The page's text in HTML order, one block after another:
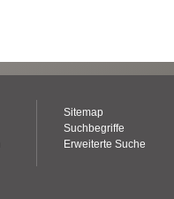
Sitemap
Suchbegriffe
Erweiterte Suche